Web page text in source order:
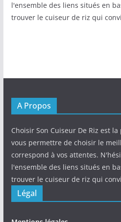
l'ensemble des liens situés en
trouver le cuiseur de riz qui
A Propos
Choisir Son Cuiseur De Riz est
vous permettre de choisir le
correspond à vos attentes.
l'ensemble des liens situés en
trouver le cuiseur de riz qui
Légal